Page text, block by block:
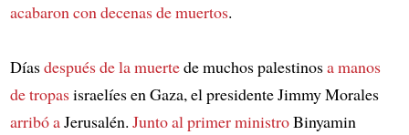
acabaron con decenas de muertos.
Díasdespués de la muertede muchos palestinosa manos
de tropasisraelíes en Gaza, el presidente Jimmy Morales
arribó aJerusalén. Junto al primer ministroBinyamin